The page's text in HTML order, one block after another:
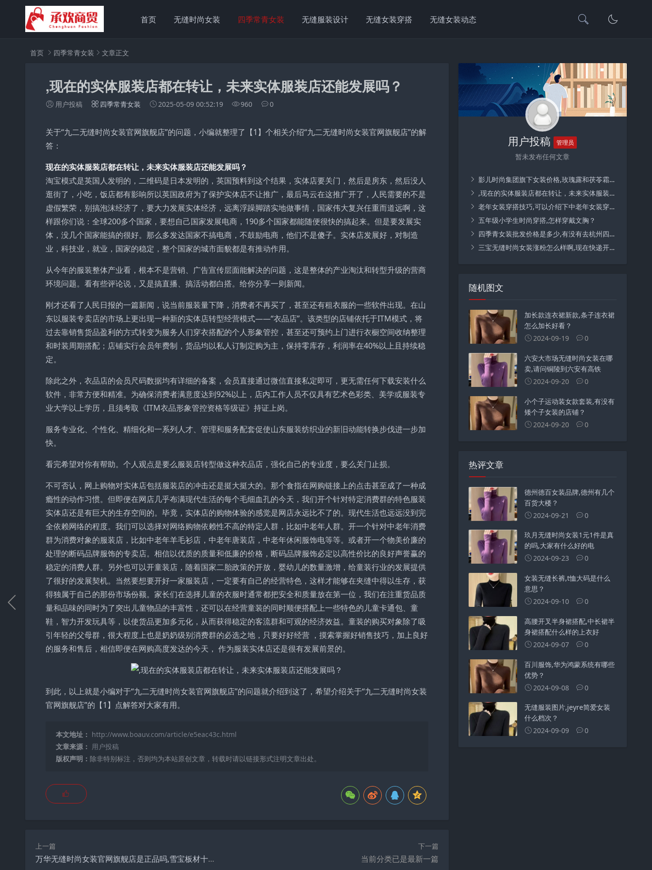
首页 无缝时尚女装 四季常青女装 无缝服装设计 无缝女装穿搭 无缝女装动态
首页 四季常青女装 文章正文
,现在的实体服装店都在转让，未来实体服装店还能发展吗？
用户投稿 四季常青女装 2025-05-09 00:52:19 960 0
关于“九二无缝时尚女装官网旗舰店”的问题，小编就整理了【1】个相关介绍“九二无缝时尚女装官网旗舰店”的解
答：
现在的实体服装店都在转让，未来实体服装店还能发展吗？
淘宝模式是英国人发明的，二维码是日本发明的，英国预料到这个结果，实体店要关门，然后是房东，然后没人
逛街了，小吃，饭店都有影响所以英国政府为了保护实体店不让推广，最后马云在这推广开了，人民需要的不是
虚假繁荣，别搞泡沫经济了，要大力发展实体经济，远离浮躁脚踏实地做事情，国家伟大复兴任重而道远啊，这
样跟你们说：全球200多个国家，要想自己国家发展电商，190多个国家都能随便很快的搞起来。但是要发展实
体，没几个国家能搞的很好。那么多发达国家不搞电商，不鼓励电商，他们不是傻子。实体店发展好，对制造
业，科技业，就业，国家的稳定，整个国家的城市面貌都是有推动作用。
从今年的服装整体产业看，根本不是营销、广告宣传层面能解决的问题，这是整体的产业淘汰和转型升级的营商
环境问题。看有些评论说，又是搞直播、搞活动都白搭。给你分享一则新闻。
刚才还看了人民日报的一篇新闻，说当前服装量下降，消费者不再买了，甚至还有租衣服的一些软件出现。在山
东以服装专卖店的市场上更出现一种新的实体店转型经营模式——“衣品店”。该类型的店铺依托于ITM模式，将
过去靠销售货品盈利的方式转变为服务人们穿衣搭配的个人形象管控，甚至还可预约上门进行衣橱空间收纳整理
和时装周期搭配；店铺实行会员年费制，货品均以私人订制定购为主，保持零库存，利润率在40%以上且持续稳
定。
除此之外，衣品店的会员尺码数据均有详细的备案，会员直接通过微信直接私定即可，更无需任何下载安装什么
软件，非常方便和精准。为确保消费者满意度达到92%以上，店内工作人员不仅具有艺术色彩类、美学或服装专
业大学以上学历，且须考取《ITM衣品形象管控资格等级证》持证上岗。
服务专业化、个性化、精细化和一系列人才、管理和服务配套促使山东服装纺织业的新旧动能转换步伐进一步加
快。
看完希望对你有帮助。个人观点是要么服装店转型做这种衣品店，强化自己的专业度，要么关门止损。
不可否认，网上购物对实体店包括服装店的冲击还是挺大挺大的。那个食指在网购链接上的点击甚至成了一种成
瘾性的动作习惯。但即便在网店几乎布满现代生活的每个毛细血孔的今天，我们开个针对特定消费群的特色服装
实体店还是有巨大的生存空间的。毕竟，实体店的购物体验的感觉是网店永远比不了的。现代生活也远远没到完
全依赖网络的程度。我们可以选择对网络购物依赖性不高的特定人群，比如中老年人群。开一个针对中老年消费
群为消费对象的服装店，比如中老年羊毛衫店，中老年唐装店，中老年休闲服饰电等等。或者开一个物美价廉的
处理的断码品牌服饰的专卖店。相信以优质的质量和低廉的价格，断码品牌服饰必定以高性价比的良好声誉赢的
稳定的消费人群。另外也可以开童装店，随着国家二胎政策的开放，婴幼儿的数量激增，给童装行业的发展提供
了很好的发展契机。当然要想要开好一家服装店，一定要有自己的经营特色，这样才能够在夹缝中得以生存，获
得独属于自己的那份市场份额。家长们在选择儿童的衣服时通常都把安全和质量放在第一位，我们在注重货品质
量和品味的同时为了突出儿童物品的丰富性，还可以在经营童装的同时顺便搭配上一些特色的儿童卡通包、童
鞋，智力开发玩具等，以使货品更加多元化，从而获得稳定的客流群和可观的经济效益。童装的购买对象除了吸
引年轻的父母群，很大程度上也是奶奶级别消费群的必选之地，只要好好经营 ，摸索掌握好销售技巧，加上良好
的服务和售后，相信即便在网购高度发达的今天， 作为服装实体店还是很有发展前景的。
到此，以上就是小编对于“九二无缝时尚女装官网旗舰店”的问题就介绍到这了，希望介绍关于“九二无缝时尚女装
官网旗舰店”的【1】点解答对大家有用。
本文地址： http://www.boauv.com/article/e5eac43c.html
文章来源： 用户投稿
版权声明： 除非特别标注，否则均为本站原创文章，转载时请以链接形式注明文章出处。
上一篇
万华无缝时尚女装官网旗舰店是正品吗,雪宝板材十大品牌排行榜？
下一篇
当前分类已是最新一篇
用户投稿 管理员
暂未发布任何文章
影儿时尚集团旗下女装价格,玫瑰露和茯苓霜事件，王熙凤怎么就信了平儿的“谎言”？
,现在的实体服装店都在转让，未来实体服装店还能发展吗？
老年女装穿搭技巧,可以介绍下中老年女装穿搭的技巧吗？
五年级小学生时尚穿搭,怎样穿戴文胸？
四季青女装批发价格是多少,有没有去杭州四季青批发过女装的朋友，哪家拿货比较便宜？
三宝无缝时尚女装涨粉怎么样啊,现在快递开工了！憋了很久你有什么要买的吗？
随机图文
加长款连衣裙新款,条子连衣裙
怎么加长好看？
2024-09-19
0
六安大市场无缝时尚女装在哪
卖,请问铜陵到六安有高铁
2024-09-20
0
小个子运动装女款套装,有没有
矮个子女装的店铺？
2024-09-20
0
热评文章
德州德百女装品牌,德州有几个
百货大楼？
2024-09-21
0
玖月无缝时尚女装1元1件是真
的吗,大家有什么好的电
2024-09-23
0
女装无缝长裤,t恤大码是什么
意思？
2024-09-10
0
高腰开叉半身裙搭配,中长裙半
身裙搭配什么样的上衣好
2024-09-07
0
百川服饰,华为鸿蒙系统有哪些
优势？
2024-09-08
0
无缝服装图片,jeyre简爱女装
什么档次？
2024-09-09
0